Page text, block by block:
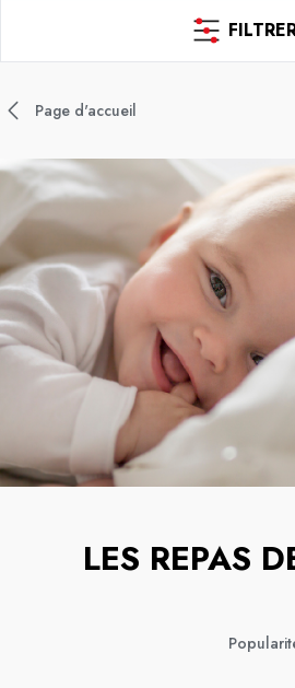
Page d'accueil
LES REPAS